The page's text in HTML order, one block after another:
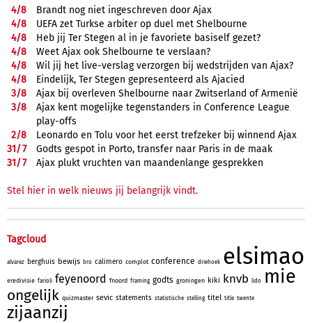
4/8
Brandt nog niet ingeschreven door Ajax
4/8
UEFA zet Turkse arbiter op duel met Shelbourne
4/8
Heb jij Ter Stegen al in je favoriete basiself gezet?
4/8
Weet Ajax ook Shelbourne te verslaan?
4/8
Wil jij het live-verslag verzorgen bij wedstrijden van Ajax?
4/8
Eindelijk, Ter Stegen gepresenteerd als Ajacied
3/8
Ajax bij overleven Shelbourne naar Zwitserland of Armenië
3/8
Ajax kent mogelijke tegenstanders in Conference League
play-offs
2/8
Leonardo en Tolu voor het eerst trefzeker bij winnend Ajax
31/7
Godts gespot in Porto, transfer naar Paris in de maak
31/7 Ajax plukt vruchten van maandenlange gesprekken
Stel hier in welk nieuws jij belangrijk vindt.
Tagcloud
alvarez berghuis bewijs bro calimero complot conference driehoek elsimao
eredivisie farioli feyenoord fnoord framing godts groningen kiki knvb lido mie
ongelijk quizmaster sevic statements statistische stelling titel title twente
zijaanzij